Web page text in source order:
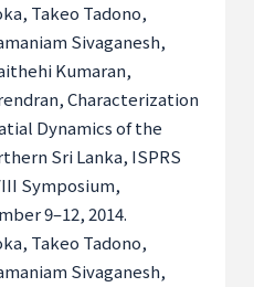
Takeo Tadono,
Sivaganesh,
Kumaran,
Characterization
Dynamics of the
Sri Lanka, ISPRS
Symposium,
9–12, 2014.
Takeo Tadono,
Sivaganesh,